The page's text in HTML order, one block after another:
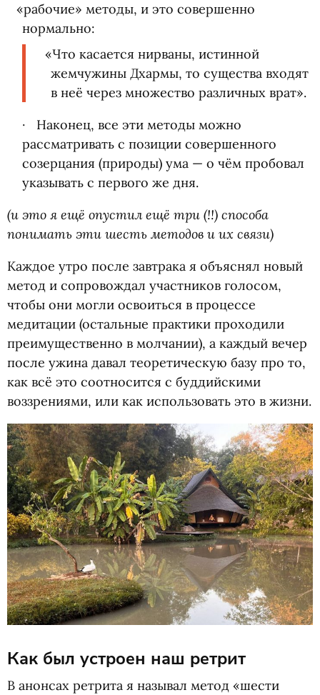
«рабочие» методы, и это совершенно
нормально:
«Что касается нирваны, истинной
жемчужины Дхармы, то существа входят
в неё через множество различных врат».
Наконец, все эти методы можно
рассматривать с позиции совершенного
созерцания (природы) ума — о чём пробовал
указывать с первого же дня.
(и это я ещё опустил ещё три (!!) способа
понимать эти шесть методов и их связи)
Каждое утро после завтрака я объяснял новый
метод и сопровождал участников голосом,
чтобы они могли освоиться в процессе
медитации (остальные практики проходили
преимущественно в молчании), а каждый вечер
после ужина давал теоретическую базу про то,
как всё это соотносится с буддийскими
воззрениями, или как использовать это в жизни.
Как был устроен наш ретрит
В анонсах ретрита я называл метод «шести